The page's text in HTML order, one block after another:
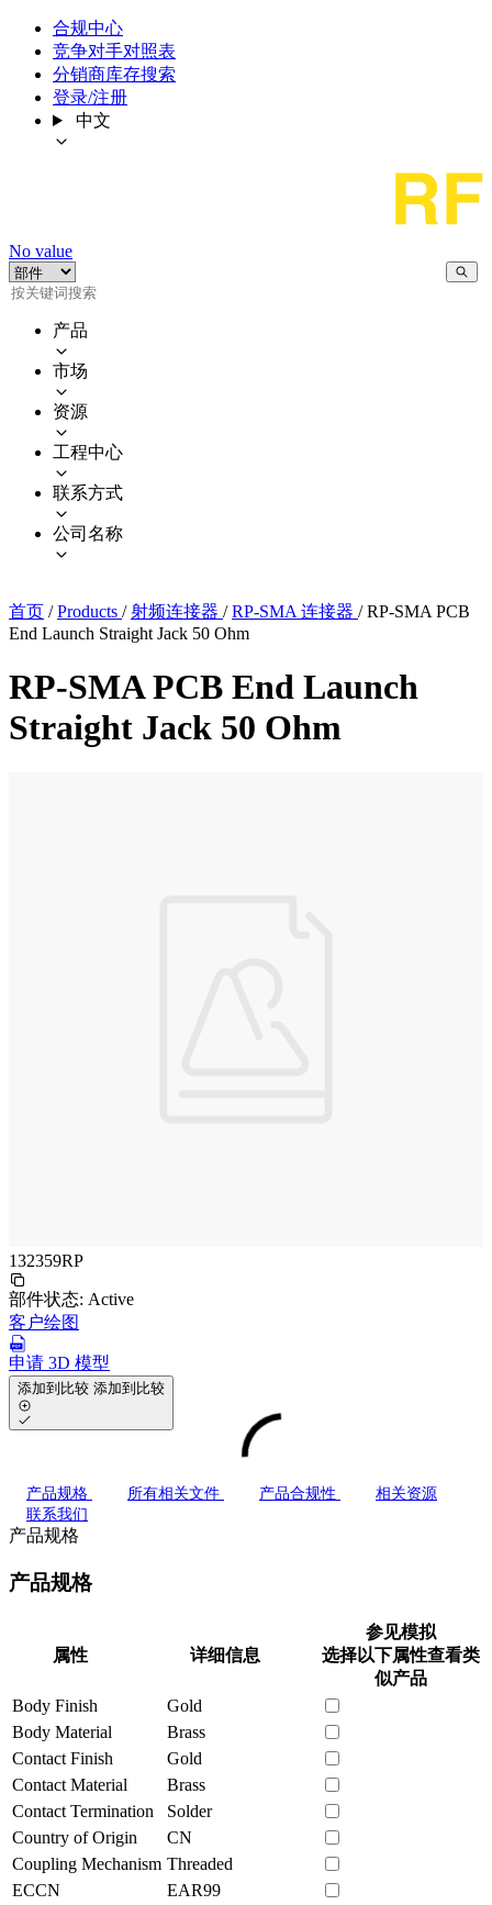
合规中心
竞争对手对照表
分销商库存搜索
登录/注册
中文
No value
产品
市场
资源
工程中心
联系方式
公司名称
首页 / Products / 射频连接器 / RP-SMA 连接器 / RP-SMA PCB
End Launch Straight Jack 50 Ohm
RP-SMA PCB End Launch
Straight Jack 50 Ohm
132359RP
部件状态: Active
客户绘图
申请 3D 模型
添加到比较 添加到比较
产品规格 所有相关文件 产品合规性
相关资源
联系我们
产品规格
产品规格
属性 详细信息
参见模拟
选择以下属性查看类
似产品
Body Finish
Gold
Body Material
Brass
Contact Finish
Gold
Contact Material
Brass
Contact Termination
Solder
Country of Origin
CN
Coupling Mechanism Threaded
ECCN
EAR99